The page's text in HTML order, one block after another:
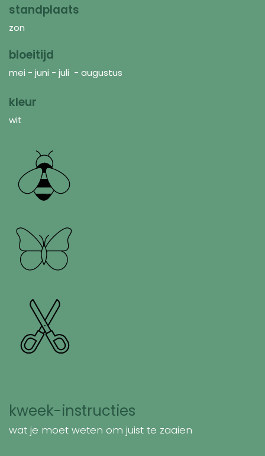
standplaats
zon
bloeitijd
mei - juni - juli - augustus
kleur
wit
kweek-instructies
wat je moet weten om juist te zaaien